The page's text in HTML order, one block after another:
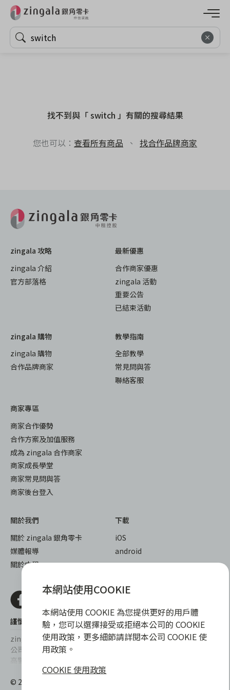
找不到與「 switch 」有關的搜尋結果
您也可以： 查看所有商品 、 找合作品牌商家
zingala 攻略
zingala 介紹
官方部落格
最新優惠
合作商家優惠
zingala 活動
重要公告
已結束活動
zingala 購物
zingala 購物
合作品牌商家
教學指南
全部教學
常見問與答
聯絡客服
商家專區
商家合作優勢
合作方案及加值服務
成為 zingala 合作商家
商家成長學堂
商家常見問與答
商家後台登入
關於我們
關於 zingala 銀角零卡
媒體報導
關於中租
下載
iOS
android
謹慎衡量自身財務狀況，理性理財最安心
zingala銀角零卡/仲信資融沒有代辦公司及代辦業務，也未與代辦
公司合作，更不會要求您提供實體銀行提款卡或實體信用卡，請提
高警覺，勿受騙上當！
提醒您，消費前請審慎評估財務狀況，理性理財最安心。總費用年
百分率區間為0%~15.9%，實際費用率，仍以各合作商家提供之商
© 2022 仲信資融股份有限公司 Chailease Consumer Finance
本網站使用COOKIE
本網站使用 COOKIE 為您提供更好的用戶體
驗，您可以選擇接受或拒絕本公司的 COOKIE
使用政策，更多細節請詳閱本公司 COOKIE 使
用政策。
COOKIE 使用政策